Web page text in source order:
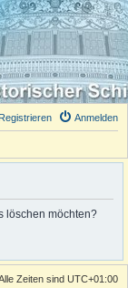
Anmelden
Registrieren
löschen möchten?
Zeiten sind UTC+01:00